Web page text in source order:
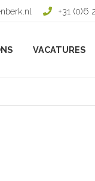
+31 (0)6
VACATURES